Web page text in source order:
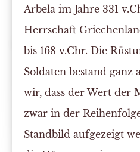
Arbela im Jahre 331
Herrschaft
bis 168 v.Chr. Die
Soldaten bestand ganz
wir, dass der Wert der
zwar in der
Standbild aufgezeigt